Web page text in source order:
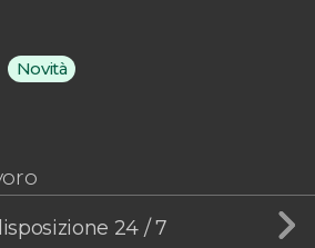
Novità
24 / 7